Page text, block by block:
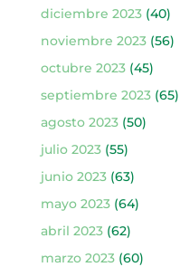
diciembre 2023(40)
noviembre 2023(56)
octubre 2023(45)
septiembre 2023(65)
agosto 2023(50)
julio 2023(55)
junio 2023(63)
mayo 2023(64)
abril 2023(62)
marzo 2023(60)